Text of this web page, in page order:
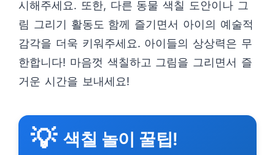
시해주세요. 또한, 다른 동물 색칠 도안이나 그
림 그리기 활동도 함께 즐기면서 아이의 예술적
감각을 더욱 키워주세요. 아이들의 상상력은 무
한합니다! 마음껏 색칠하고 그림을 그리면서 즐
거운 시간을 보내세요!
💡 색칠 놀이 꿀팁!